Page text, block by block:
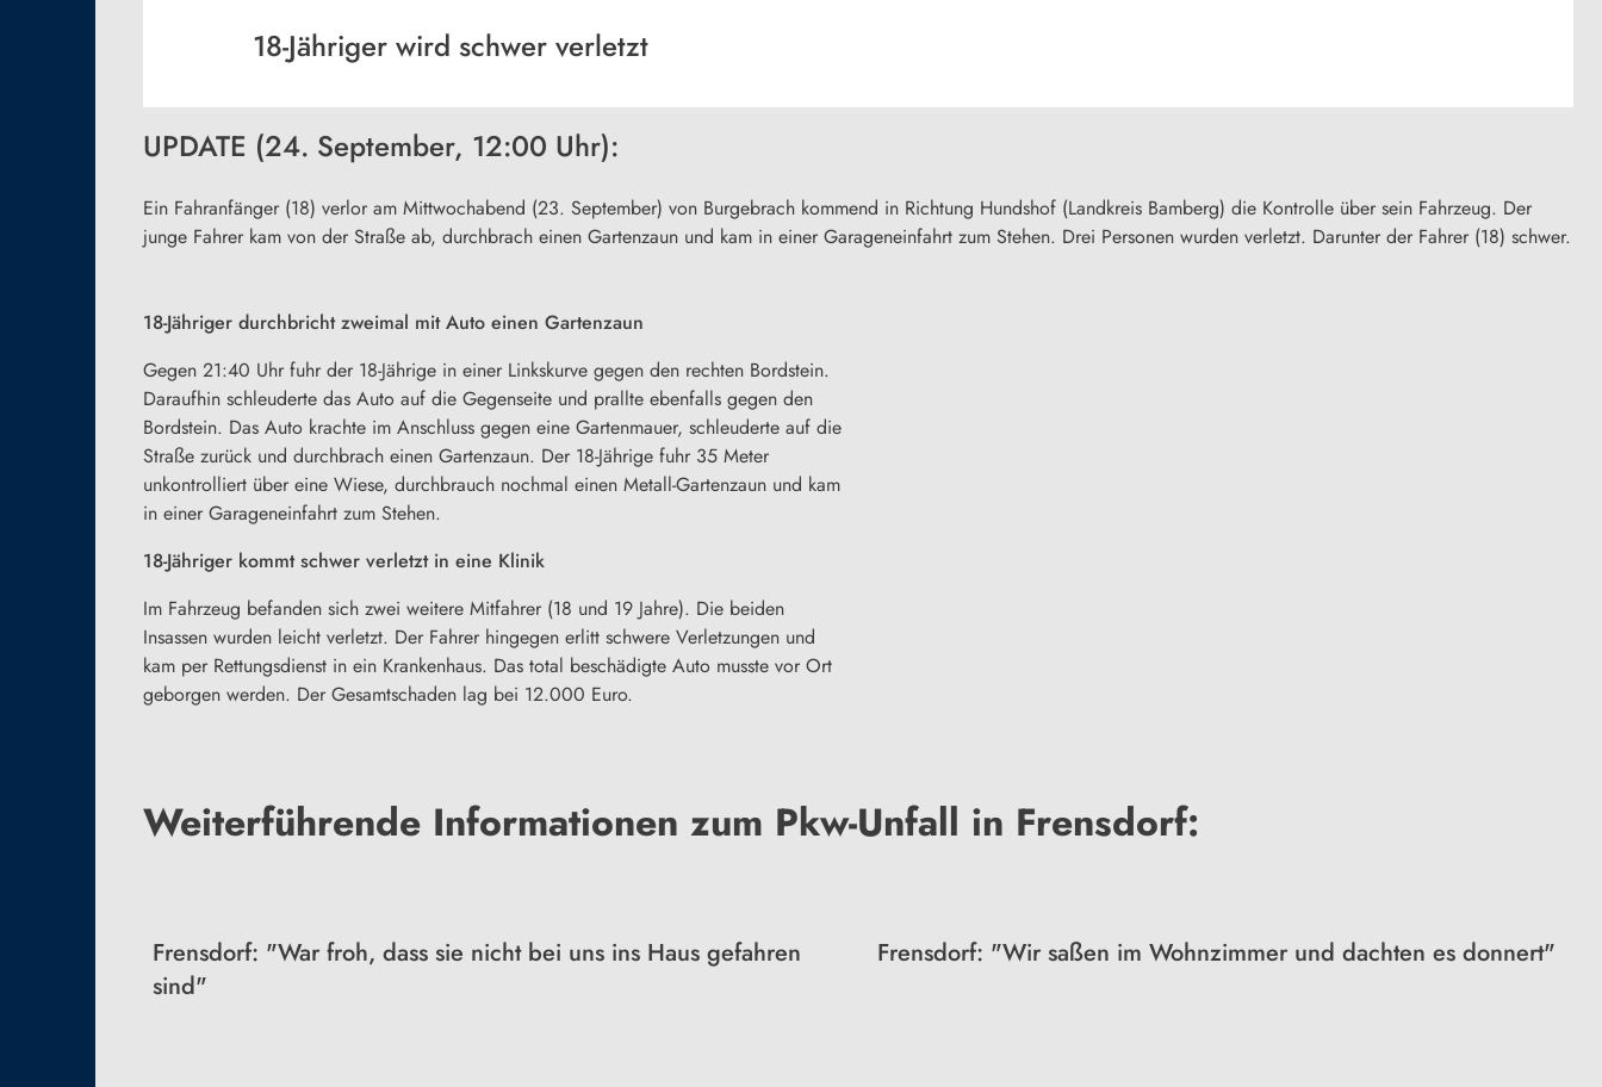
18-Jähriger wird schwer verletzt
UPDATE (24. September, 12:00 Uhr):
Ein Fahranfänger (18) verlor am Mittwochabend (23. September) von Burgebrach kommend in Richtung Hundshof (Landkreis Bamberg) die Kontrolle über sein Fahrzeug. Der
junge Fahrer kam von der Straße ab, durchbrach einen Gartenzaun und kam in einer Garageneinfahrt zum Stehen. Drei Personen wurden verletzt. Darunter der Fahrer (18) schwer.
18-Jähriger durchbricht zweimal mit Auto einen Gartenzaun
Gegen 21:40 Uhr fuhr der 18-Jährige in einer Linkskurve gegen den rechten Bordstein.
Daraufhin schleuderte das Auto auf die Gegenseite und prallte ebenfalls gegen den
Bordstein. Das Auto krachte im Anschluss gegen eine Gartenmauer, schleuderte auf die
Straße zurück und durchbrach einen Gartenzaun. Der 18-Jährige fuhr 35 Meter
unkontrolliert über eine Wiese, durchbrauch nochmal einen Metall-Gartenzaun und kam
in einer Garageneinfahrt zum Stehen.
18-Jähriger kommt schwer verletzt in eine Klinik
Im Fahrzeug befanden sich zwei weitere Mitfahrer (18 und 19 Jahre). Die beiden
Insassen wurden leicht verletzt. Der Fahrer hingegen erlitt schwere Verletzungen und
kam per Rettungsdienst in ein Krankenhaus. Das total beschädigte Auto musste vor Ort
geborgen werden. Der Gesamtschaden lag bei 12.000 Euro.
Weiterführende Informationen zum Pkw-Unfall in Frensdorf:
Frensdorf: "War froh, dass sie nicht bei uns ins Haus gefahren
sind"
Frensdorf: "Wir saßen im Wohnzimmer und dachten es donnert"